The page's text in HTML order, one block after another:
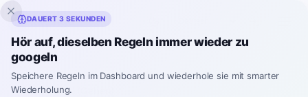
Inklingo
Startseite Spanish Grammar
A1
Das Verb 'Ir' (Gehen)
DAUERT 3 SEKUNDEN
Hör auf, dieselben Regeln immer wieder zu
googeln
Speichere Regeln im Dashboard und wiederhole sie mit smarter
Wiederholung.